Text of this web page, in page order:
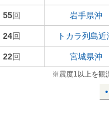
55回 岩手県沖
24回 トカラ列島近
22回 宮城県沖
※震度1以上を観